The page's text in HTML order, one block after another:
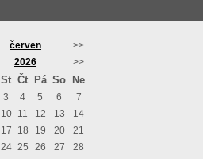
červen
>>
2026 >>
St Čt Pá So Ne
3 4 5 6
7
10 11 12 13
14
17 18 19 20
21
24 25 26 27
28